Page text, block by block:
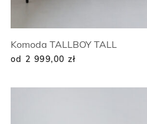
Komoda TALLBOY TALL
od 2 999,00 zł